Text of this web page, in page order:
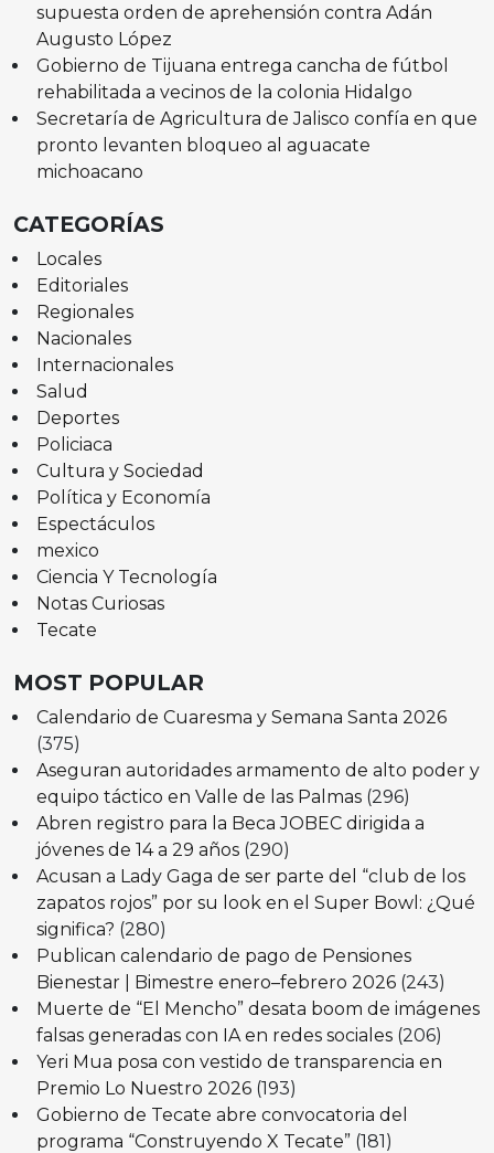
supuesta orden de aprehensión contra Adán
Augusto López
Gobierno de Tijuana entrega cancha de fútbol
rehabilitada a vecinos de la colonia Hidalgo
Secretaría de Agricultura de Jalisco confía en que
pronto levanten bloqueo al aguacate
michoacano
CATEGORÍAS
Locales
Editoriales
Regionales
Nacionales
Internacionales
Salud
Deportes
Policiaca
Cultura y Sociedad
Política y Economía
Espectáculos
mexico
Ciencia Y Tecnología
Notas Curiosas
Tecate
MOST POPULAR
Calendario de Cuaresma y Semana Santa 2026
(375)
Aseguran autoridades armamento de alto poder y
equipo táctico en Valle de las Palmas (296)
Abren registro para la Beca JOBEC dirigida a
jóvenes de 14 a 29 años (290)
Acusan a Lady Gaga de ser parte del “club de los
zapatos rojos” por su look en el Super Bowl: ¿Qué
significa? (280)
Publican calendario de pago de Pensiones
Bienestar | Bimestre enero–febrero 2026 (243)
Muerte de “El Mencho” desata boom de imágenes
falsas generadas con IA en redes sociales (206)
Yeri Mua posa con vestido de transparencia en
Premio Lo Nuestro 2026 (193)
Gobierno de Tecate abre convocatoria del
programa “Construyendo X Tecate” (181)